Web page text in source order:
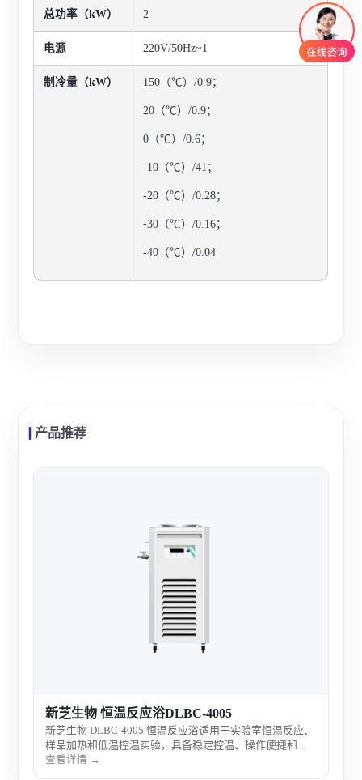
总功率（kW） 2
电源 220V/50Hz~1
制冷量（kW） 150（℃）/0.9；
20 （℃）/0.9；
0（℃）/0.6；
-10（℃）/41；
-20（℃）/0.28；
-30（℃）/0.16；
-40（℃）/0.04
产品推荐
新芝生物 恒温反应浴DLBC-4005
新芝生物 DLBC-4005 恒温反应浴适用于实验室恒温反应、
样品加热和低温控温实验，具备稳定控温、操作便捷和应
用范围广等特点。
查看详情 →